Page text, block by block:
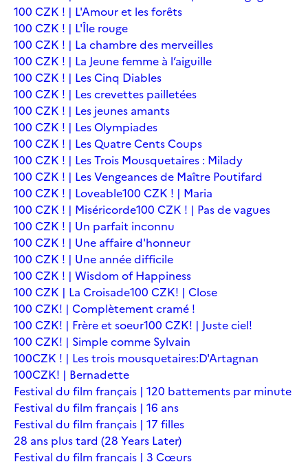
100 CZK ! | L'Amour et les forêts
100 CZK ! | L'Île rouge
100 CZK ! | La chambre des merveilles
100 CZK ! | La Jeune femme à l’aiguille
100 CZK ! | Les Cinq Diables
100 CZK ! | Les crevettes pailletées
100 CZK ! | Les jeunes amants
100 CZK ! | Les Olympiades
100 CZK ! | Les Quatre Cents Coups
100 CZK ! | Les Trois Mousquetaires : Milady
100 CZK ! | Les Vengeances de Maître Poutifard
100 CZK ! | Loveable100 CZK ! | Maria
100 CZK ! | Miséricorde100 CZK ! | Pas de vagues
100 CZK ! | Un parfait inconnu
100 CZK ! | Une affaire d'honneur
100 CZK ! | Une année difficile
100 CZK ! | Wisdom of Happiness
100 CZK | La Croisade100 CZK! | Close
100 CZK! | Complètement cramé !
100 CZK! | Frère et soeur100 CZK! | Juste ciel!
100 CZK! | Simple comme Sylvain
100CZK ! | Les trois mousquetaires:D'Artagnan
100CZK! | Bernadette
Festival du film français | 120 battements par minute
Festival du film français | 16 ans
Festival du film français | 17 filles
28 ans plus tard (28 Years Later)
Festival du film français | 3 Cœurs